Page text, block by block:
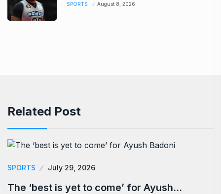
SPORTS August 8, 2026
Related Post
SPORTS July 29, 2026
The ‘best is yet to come’ for Ayush…